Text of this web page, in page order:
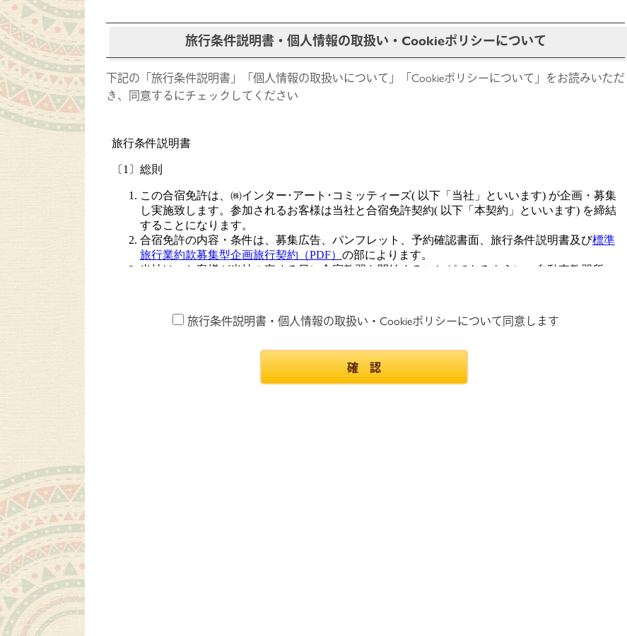
旅行条件説明書・個人情報の取扱い・Cookieポリシーについて
下記の「旅行条件説明書」「個人情報の取扱いについて」「Cookieポリシーについて」をお読みいただ
き、同意するにチェックしてください
旅行条件説明書・個人情報の取扱い・Cookieポリシーについて同意します